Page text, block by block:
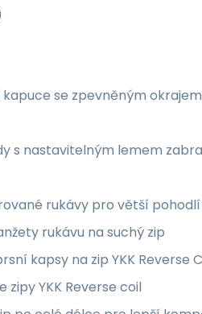
se zpevněným
s nastavitelným lemem
rukávy pro větší
rukávu na suchý zip
kapsy na zip YKK Reverse
zipy YKK Reverse coil